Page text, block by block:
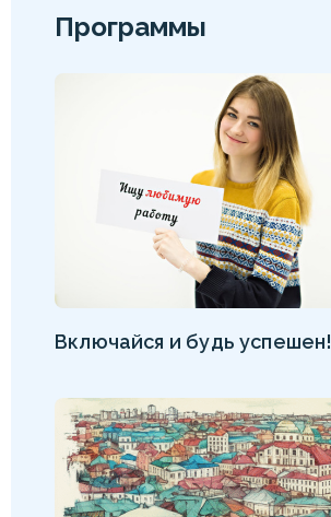
Программы
Включайся и будь успешен!